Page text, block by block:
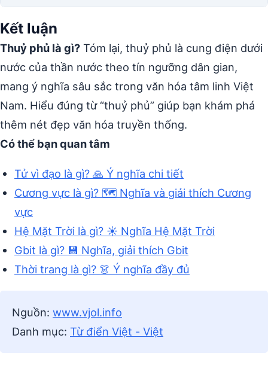
Kết luận
Thuỷ phủ là gì? Tóm lại, thuỷ phủ là cung điện dưới
nước của thần nước theo tín ngưỡng dân gian,
mang ý nghĩa sâu sắc trong văn hóa tâm linh Việt
Nam. Hiểu đúng từ “thuỷ phủ” giúp bạn khám phá
thêm nét đẹp văn hóa truyền thống.
Có thể bạn quan tâm
Tử vì đạo là gì? 🙏 Ý nghĩa chi tiết
Cương vực là gì? 🗺️ Nghĩa và giải thích Cương
vực
Hệ Mặt Trời là gì? ☀️ Nghĩa Hệ Mặt Trời
Gbit là gì? 💾 Nghĩa, giải thích Gbit
Thời trang là gì? 👗 Ý nghĩa đầy đủ
Nguồn: www.vjol.info
Danh mục: Từ điển Việt - Việt